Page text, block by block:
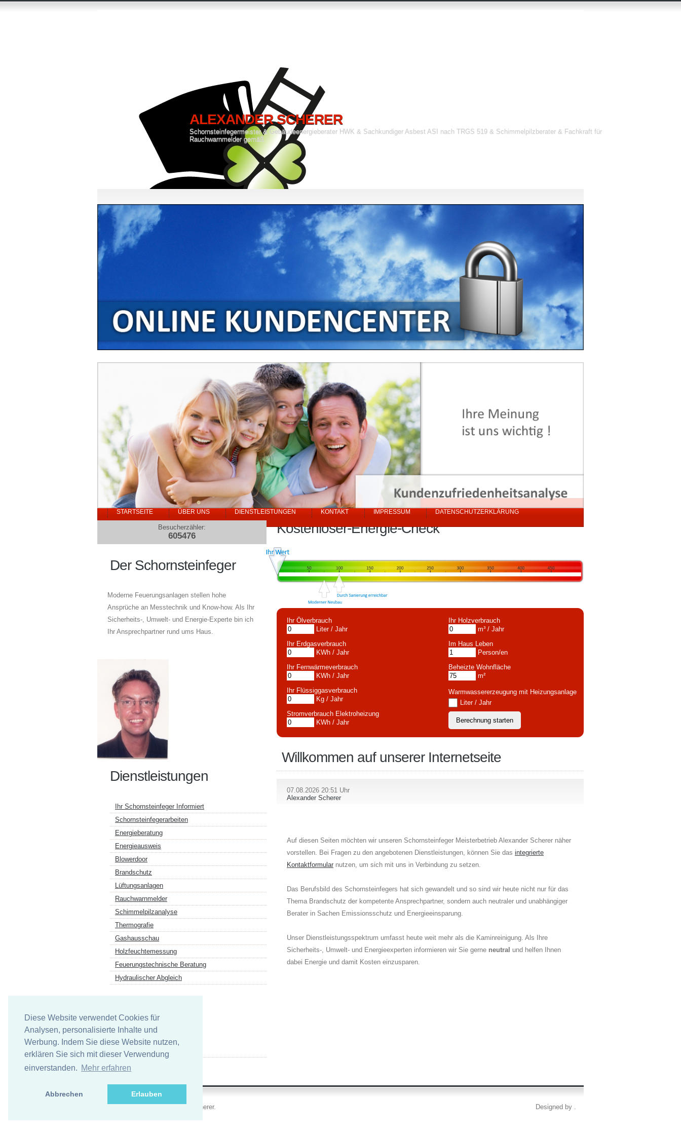
Diese Website verwendet Cookies für
Analysen, personalisierte Inhalte und
Werbung. Indem Sie diese Website nutzen,
erklären Sie sich mit dieser Verwendung
einverstanden. Mehr erfahren
Abbrechen Erlauben
ALEXANDER SCHERER
Schornsteinfegermeister & Gebäudeenergieberater HWK & Sachkundiger Asbest ASI nach TRGS 519 & Schimmelpilzberater & Fachkraft für
Rauchwarnmelder gemäß
STARTSEITE ÜBER UNS DIENSTLEISTUNGEN KONTAKT IMPRESSUM DATENSCHUTZERKLÄRUNG
Kostenloser-Energie-Check
Ihr Ölverbrauch
Liter / Jahr
Ihr Erdgasverbrauch
KWh / Jahr
Ihr Fernwärmeverbrauch
KWh / Jahr
Ihr Flüssiggasverbrauch
Kg / Jahr
Stromverbrauch Elektroheizung
KWh / Jahr
Ihr Holzverbrauch
m³ / Jahr
Im Haus Leben
Person/en
Beheizte Wohnfläche
m²
Warmwassererzeugung mit Heizungsanlage
Liter / Jahr
Willkommen auf unserer Internetseite
07.08.2026 20:51 Uhr
Alexander Scherer
Auf diesen Seiten möchten wir unseren Schornsteinfeger Meisterbetrieb Alexander Scherer näher
vorstellen. Bei Fragen zu den angebotenen Dienstleistungen, können Sie das integrierte
Kontaktformular nutzen, um sich mit uns in Verbindung zu setzen.
Das Berufsbild des Schornsteinfegers hat sich gewandelt und so sind wir heute nicht nur für das
Thema Brandschutz der kompetente Ansprechpartner, sondern auch neutraler und unabhängiger
Berater in Sachen Emissionsschutz und Energieeinsparung.
Unser Dienstleistungsspektrum umfasst heute weit mehr als die Kaminreinigung. Als Ihre
Sicherheits-, Umwelt- und Energieexperten informieren wir Sie gerne neutral und helfen Ihnen
dabei Energie und damit Kosten einzusparen.
Besucherzähler:
605476
Der Schornsteinfeger
Moderne Feuerungsanlagen stellen hohe
Ansprüche an Messtechnik und Know-how. Als Ihr
Sicherheits-, Umwelt- und Energie-Experte bin ich
Ihr Ansprechpartner rund ums Haus.
Dienstleistungen
Ihr Schornsteinfeger Informiert
Schornsteinfegerarbeiten
Energieberatung
Energieausweis
Blowerdoor
Brandschutz
Lüftungsanlagen
Rauchwarnmelder
Schimmelpilzanalyse
Thermografie
Gashausschau
Holzfeuchtemessung
Feuerungstechnische Beratung
Hydraulischer Abgleich
Links
Komm in das Team Schwarz
Copyright (c) 2026 Alexander Scherer. Designed by .